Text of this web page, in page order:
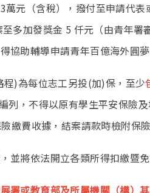
元（含稅），撥付至申請代
多加發獎金 5 仟元（由青年署
協助輔導申請青年百億海外圓
)為每位志工另投(加)保，至少
列，不得以原有學生平安保險
繳費收據，結案請款時檢附保
並將依法開立各類所得扣繳暨
署或教育部及所屬機關（構）